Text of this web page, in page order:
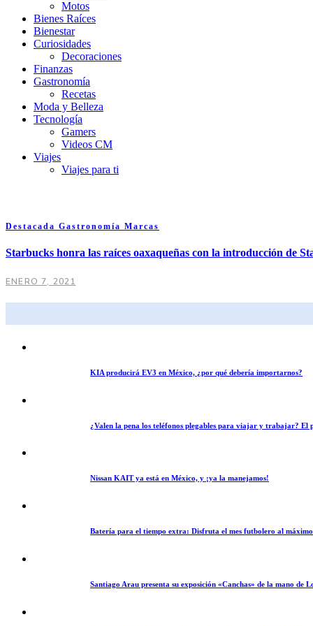
Motos
Bienes Raíces
Bienestar
Curiosidades
Decoraciones
Finanzas
Gastronomía
Recetas
Moda y Belleza
Tecnología
Gamers
Videos CM
Viajes
Viajes para ti
Destacada Gastronomía Marcas
Starbucks honra las raíces oaxaqueñas con la introducción de
ENERO 7, 2021
KIA producirá EV3 en México, ¿por qué debería importarnos?
¿Valen la pena los teléfonos plegables para viajar y trabajar? El
Nissan KAIT ya está en México, y ¡ya la manejamos!
Batería para el tiempo extra: Disfruta el mes futbolero al
Santiago Arau presenta su exposición «Canchas» de la mano de